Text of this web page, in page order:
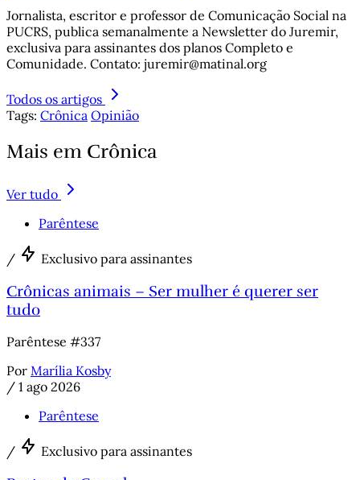
Jornalista, escritor e professor de Comunicação Social na
PUCRS, publica semanalmente a Newsletter do Juremir,
exclusiva para assinantes dos planos Completo e
Comunidade. Contato: juremir@matinal.org
Todos os artigos
Tags: Crônica Opinião
Mais em Crônica
Ver tudo
Parêntese
/ Exclusivo para assinantes
Crônicas animais – Ser mulher é querer ser
tudo
Parêntese #337
Por Marília Kosby
/ 1 ago 2026
Parêntese
/ Exclusivo para assinantes